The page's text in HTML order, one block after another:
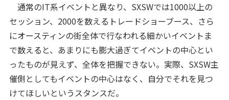
通常のIT系イベントと異なり、SXSWでは1000以上の
セッション、2000を数えるトレードショーブース、さら
にオースティンの街全体で行なわれる細かいイベントま
で数えると、あまりにも膨大過ぎてイベントの中心とい
ったものが見えず、全体を把握できない。実際、SXSW主
催側としてもイベントの中心はなく、自分でそれを見つ
けてほしいというスタンスだ。